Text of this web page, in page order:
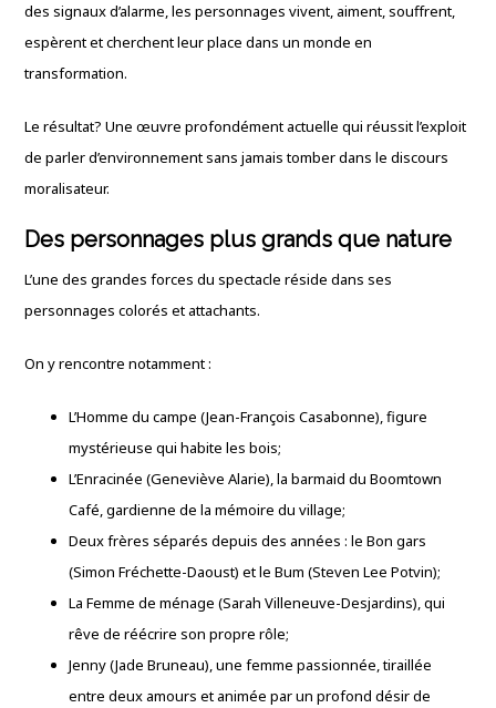
des signaux d’alarme, les personnages vivent, aiment, souffrent,
espèrent et cherchent leur place dans un monde en
transformation.
Le résultat? Une œuvre profondément actuelle qui réussit l’exploit
de parler d’environnement sans jamais tomber dans le discours
moralisateur.
Des personnages plus grands que nature
L’une des grandes forces du spectacle réside dans ses
personnages colorés et attachants.
On y rencontre notamment :
L’Homme du campe (Jean-François Casabonne), figure
mystérieuse qui habite les bois;
L’Enracinée (Geneviève Alarie), la barmaid du Boomtown
Café, gardienne de la mémoire du village;
Deux frères séparés depuis des années : le Bon gars
(Simon Fréchette-Daoust) et le Bum (Steven Lee Potvin);
La Femme de ménage (Sarah Villeneuve-Desjardins), qui
rêve de réécrire son propre rôle;
Jenny (Jade Bruneau), une femme passionnée, tiraillée
entre deux amours et animée par un profond désir de